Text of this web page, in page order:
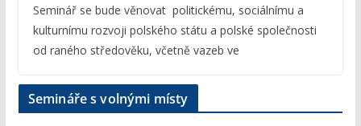
Seminář se bude věnovat politickému, sociálnímu a
kulturnímu rozvoji polského státu a polské společnosti
od raného středověku, včetně vazeb ve
Semináře s volnými místy